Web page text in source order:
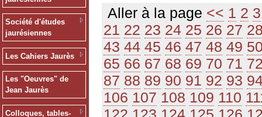
Société d'études
jaurésiennes
Les Cahiers Jaurès
Les "Oeuvres" de
Jean Jaurès
Colloques, tables-
Aller à la page << 1 2 3
21 22 23 24 25 26 27
43 44 45 46 47 48 49
65 66 67 68 69 70 71
87 88 89 90 91 92 93
106 107 108 109 110